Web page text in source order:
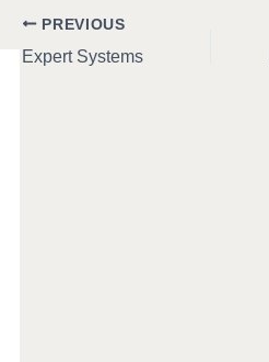
PREVIOUS
Expert Systems